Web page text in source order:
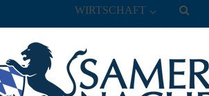
WIRTSCHAFT